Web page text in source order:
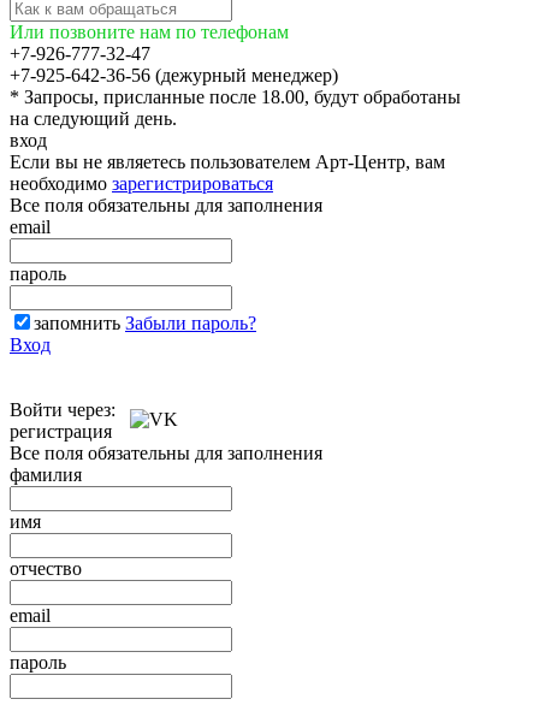
Или позвоните нам по телефонам
+7-926-777-32-47
+7-925-642-36-56 (дежурный менеджер)
* Запросы, присланные после 18.00, будут обработаны
на следующий день.
вход
Если вы не являетесь пользователем Арт-Центр, вам
необходимо зарегистрироваться
Все поля обязательны для заполнения
email
пароль
запомнить Забыли пароль?
Вход
Войти через:
регистрация
Все поля обязательны для заполнения
фамилия
имя
отчество
email
пароль